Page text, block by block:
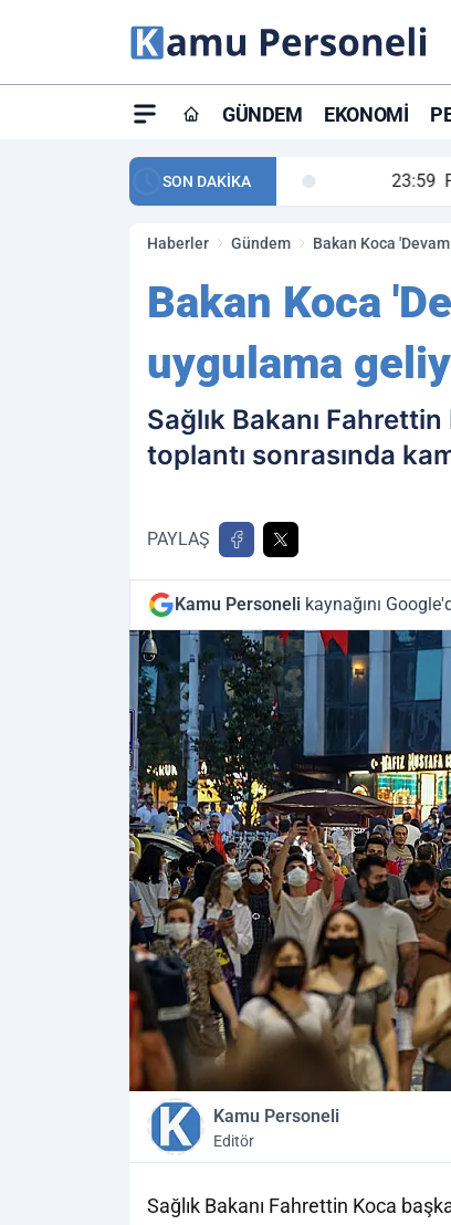
GÜNDEM EKONOMI
SON DAKİKA
maç özeti ve golleri! 23:59 Petrol
Haberler Gündem Bakan Koca
Bakan Koca
uygulama
Sağlık Bakanı
toplantı sonrasında
PAYLAŞ
Kamu Personeli kaynağını
Kamu Personeli
Editör
Sağlık Bakanı Fahrettin Koca